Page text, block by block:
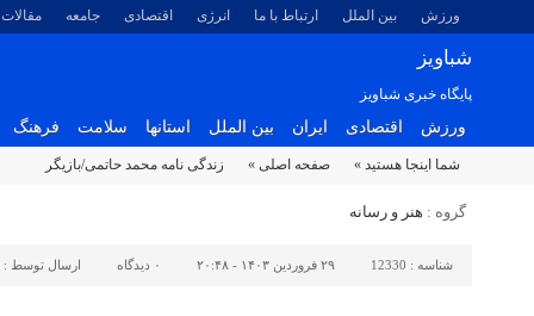
ورزش بین الملل ارتباط با ما انرژی اقتصادی جامعه مقالات
شباویز
پایگاه خبری شباویز
ورزش اقتصادی ایران بین الملل استانها سلامت فرهنگ
شما اینجا هستید » صفحه اصلی » زندگی نامه محمد حاتمی/بازیگر
گروه : هنر و رسانه
شناسه : 12330 ۲۹ فروردین ۱۴۰۳ - ۲۰:۴۸ ۰ دیدگاه ارسال توسط :